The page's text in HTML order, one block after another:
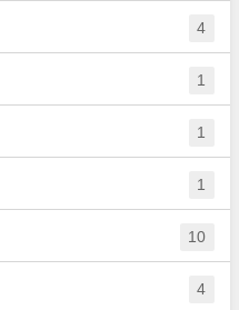
4
1
1
1
10
4